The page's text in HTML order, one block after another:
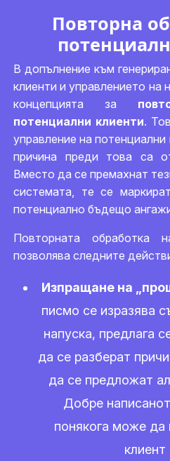
Повторна
В допълнение към
клиенти и управлението на
концепцията за
потенциални клиенти.
управление на потенциални
причина преди това са
Вместо да се премахнат
системата, те се
потенциално бъдещо
Повторната обработка
позволява следните
Изпращане на
писмо се изразява
напуска, предлага
да се разберат
да се предложат
Добре
понякога може да